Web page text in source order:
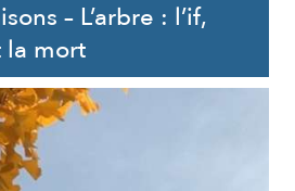
– L’arbre : l’if,
la mort